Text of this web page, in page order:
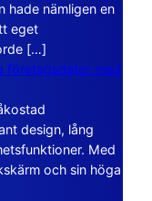
hade nämligen en
eget
[…]
företagsdator med
design, lång
Med
och sin höga